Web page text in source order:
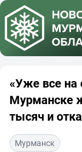
«Уже все на
Мурманске
тысяч и
Мурманск